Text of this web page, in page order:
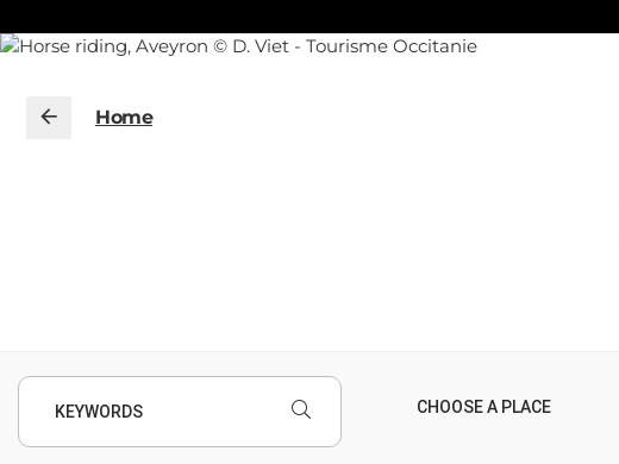
Home
KEYWORDS